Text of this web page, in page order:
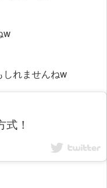
w
れませんねw
！